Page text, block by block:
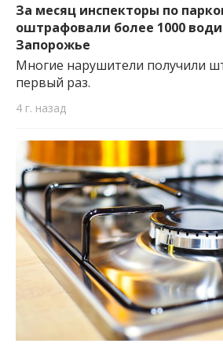
За месяц инспекторы по
оштрафовали более 1000
Запорожье
Многие нарушители получили
первый раз.
4 г. назад